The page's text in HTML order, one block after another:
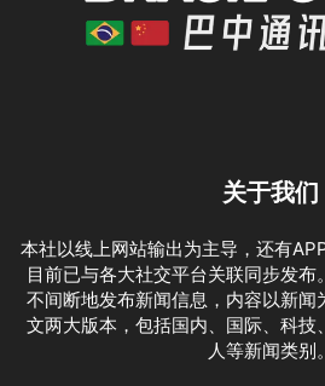
关于我们
本社以线上网站输出为主导，还有
目前已与各大社交平台关联同步发
不间断地发布新闻信息，内容以新闻
文两大版本，包括国内、国际、科技
人等新闻类别。